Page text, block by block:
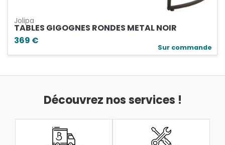
Jolipa
TABLES GIGOGNES RONDES METAL NOIR
369 €
Sur commande
Découvrez nos services !